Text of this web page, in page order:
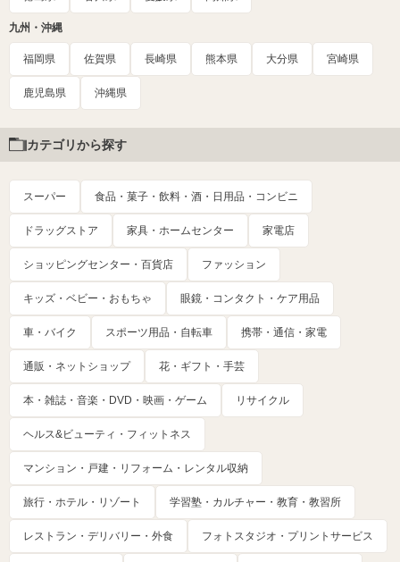
九州・沖縄
福岡県 佐賀県 長崎県 熊本県 大分県 宮崎県
鹿児島県 沖縄県
カテゴリから探す
スーパー 食品・菓子・飲料・酒・日用品・コンビニ
ドラッグストア 家具・ホームセンター 家電店
ショッピングセンター・百貨店 ファッション
キッズ・ベビー・おもちゃ 眼鏡・コンタクト・ケア用品
車・バイク スポーツ用品・自転車 携帯・通信・家電
通販・ネットショップ 花・ギフト・手芸
本・雑誌・音楽・DVD・映画・ゲーム リサイクル
ヘルス&ビューティ・フィットネス
マンション・戸建・リフォーム・レンタル収納
旅行・ホテル・リゾート 学習塾・カルチャー・教育・教習所
レストラン・デリバリー・外食 フォトスタジオ・プリントサービス